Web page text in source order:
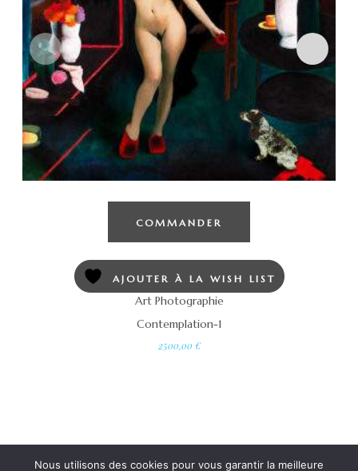
COMMANDER
AJOUTER À LA WISH LIST
Art Photographie
Contemplation-1
2500,00 €
Nous utilisons des cookies pour vous garantir la meilleure